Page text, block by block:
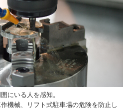
にいる人を感知。
機械、リフト式駐車場の危険を防止し